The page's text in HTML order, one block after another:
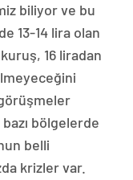
biliyor ve bu
13-14 lira olan
16 liradan
bölgelerde
belli
krizler var.